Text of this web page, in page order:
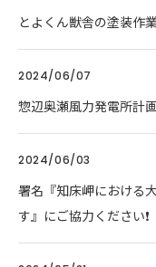
とよくん獣舎の塗装作業
2024/06/07
惣辺奥瀬風力発電所計
2024/06/03
署名『知床岬における
す』にご協力ください❗